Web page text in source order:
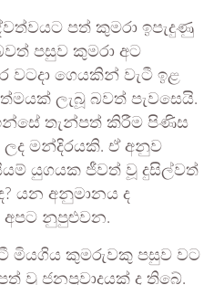
පත් කුමරා ඉපැදුණු
පසුව කුමරා අට
වටදා ගෙයකින් වැටී ඉළ
ලැබූ බවත් පැවසෙයි.
තැන්පත් කිරීම පිණිස
ලද මන්දිරයකි. ඒ අනුව
යුගයක ජීවත් වූ දුසිල්වත්
යන අනුමානය ද
අපට නුපුළුවන.
මියගිය කුමරුවකු පසුව වට
වූ ජනප්‍රවාදයක් ද තිබේ.